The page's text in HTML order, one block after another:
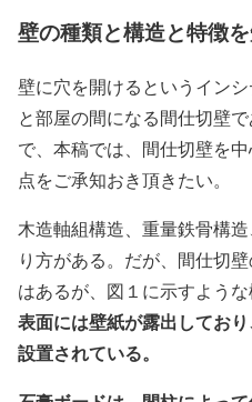
壁の種類と構造と特徴
壁に穴を開けるというイン
と部屋の間になる間仕切壁
で、本稿では、間仕切壁を
点をご承知おき頂きたい。
木造軸組構造、重量鉄骨構
り方がある。だが、間仕切
はあるが、図１に示すよう
表面には壁紙が露出してお
設置されている。